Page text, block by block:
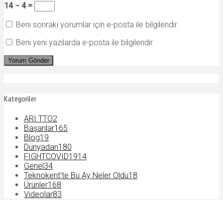
14 − 4 =
Beni sonraki yorumlar için e-posta ile bilgilendir.
Beni yeni yazılarda e-posta ile bilgilendir.
Kategoriler
ARI TTO2
Başarılar165
Blog19
Dünyadan180
FIGHTCOVID1914
Genel 34
Teknokent'te Bu Ay Neler Oldu18
Ürünler168
Videolar83